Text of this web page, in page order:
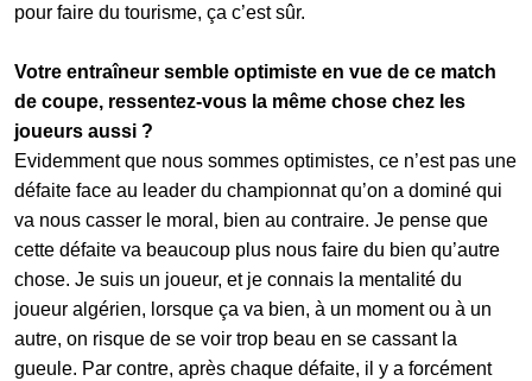
pour faire du tourisme, ça c’est sûr.
Votre entraîneur semble optimiste en vue de ce match
de coupe, ressentez-vous la même chose chez les
joueurs aussi ?
Evidemment que nous sommes optimistes, ce n’est pas une
défaite face au leader du championnat qu’on a dominé qui
va nous casser le moral, bien au contraire. Je pense que
cette défaite va beaucoup plus nous faire du bien qu’autre
chose. Je suis un joueur, et je connais la mentalité du
joueur algérien, lorsque ça va bien, à un moment ou à un
autre, on risque de se voir trop beau en se cassant la
gueule. Par contre, après chaque défaite, il y a forcément